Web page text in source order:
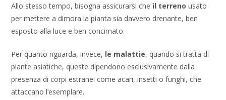
Allo stesso tempo, bisogna assicurarsi che il terreno usato
per mettere a dimora la pianta sia davvero drenante, ben
esposto alla luce e ben concimato.
Per quanto riguarda, invece, le malattie, quando si tratta di
piante asiatiche, queste dipendono esclusivamente dalla
presenza di corpi estranei come acari, insetti o funghi, che
attaccano l’esemplare.